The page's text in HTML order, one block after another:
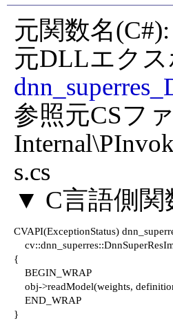
元関数名(C#):
参照元CSフ
s.cs
CVAPI(ExceptionStatus)
{
    BEGIN_WRAP
obj->readModel(weights,
    END_WRAP
}